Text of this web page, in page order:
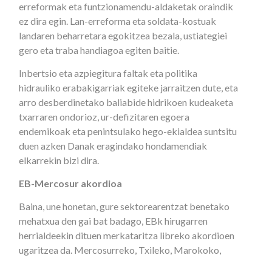
erreformak eta funtzionamendu-aldaketak oraindik
ez dira egin. Lan-erreforma eta soldata-kostuak
landaren beharretara egokitzea bezala, ustiategiei
gero eta traba handiagoa egiten baitie.
Inbertsio eta azpiegitura faltak eta politika
hidrauliko erabakigarriak egiteke jarraitzen dute, eta
arro desberdinetako baliabide hidrikoen kudeaketa
txarraren ondorioz, ur-defizitaren egoera
endemikoak eta penintsulako hego-ekialdea suntsitu
duen azken Danak eragindako hondamendiak
elkarrekin bizi dira.
EB-Mercosur akordioa
Baina, une honetan, gure sektorearentzat benetako
mehatxua den gai bat badago, EBk hirugarren
herrialdeekin dituen merkataritza libreko akordioen
ugaritzea da. Mercosurreko, Txileko, Marokoko,